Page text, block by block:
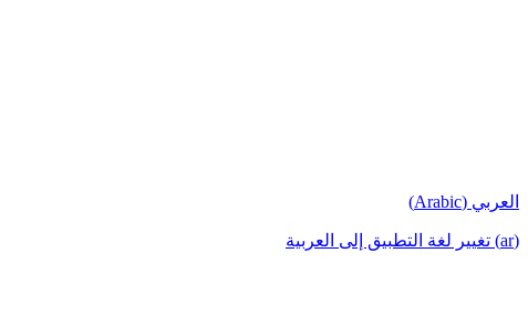
العربي (Arabic)
(ar) تغيير لغة التطبيق إلى العربية